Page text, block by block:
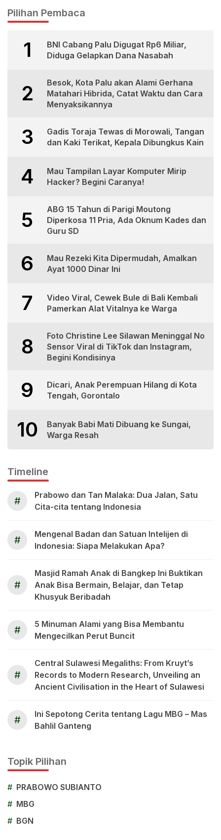
Pilihan Pembaca
1
BNI Cabang Palu Digugat Rp6 Miliar,
Diduga Gelapkan Dana Nasabah
2
Besok, Kota Palu akan Alami Gerhana
Matahari Hibrida, Catat Waktu dan Cara
Menyaksikannya
3
Gadis Toraja Tewas di Morowali, Tangan
dan Kaki Terikat, Kepala Dibungkus Kain
4
Mau Tampilan Layar Komputer Mirip
Hacker? Begini Caranya!
5
ABG 15 Tahun di Parigi Moutong
Diperkosa 11 Pria, Ada Oknum Kades dan
Guru SD
6
Mau Rezeki Kita Dipermudah, Amalkan
Ayat 1000 Dinar Ini
7
Video Viral, Cewek Bule di Bali Kembali
Pamerkan Alat Vitalnya ke Warga
8
Foto Christine Lee Silawan Meninggal No
Sensor Viral di TikTok dan Instagram,
Begini Kondisinya
9
Dicari, Anak Perempuan Hilang di Kota
Tengah, Gorontalo
10
Banyak Babi Mati Dibuang ke Sungai,
Warga Resah
Timeline
#
Prabowo dan Tan Malaka: Dua Jalan, Satu
Cita-cita tentang Indonesia
#
Mengenal Badan dan Satuan Intelijen di
Indonesia: Siapa Melakukan Apa?
#
Masjid Ramah Anak di Bangkep Ini Buktikan
Anak Bisa Bermain, Belajar, dan Tetap
Khusyuk Beribadah
#
5 Minuman Alami yang Bisa Membantu
Mengecilkan Perut Buncit
#
Central Sulawesi Megaliths: From Kruyt’s
Records to Modern Research, Unveiling an
Ancient Civilisation in the Heart of Sulawesi
#
Ini Sepotong Cerita tentang Lagu MBG – Mas
Bahlil Ganteng
Topik Pilihan
# PRABOWO SUBIANTO
# MBG
# BGN